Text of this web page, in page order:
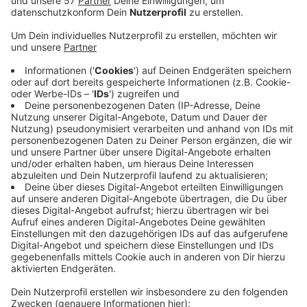
Die Zusammenarbeit muss überprüft werden, weil
die Partnerschaft auf russischer Seite eng von
der Duma begleitet wird.
Das Partnerschaftskomittee Aachen-Kostroma
ist bestrebt, auf der persönlichen Ebene die
Kontakte in die bisherige Partnerstadt,
insbesondere zu den zivilen Akteuren,
aufrechtzuerhalten.
Die offizielle Partnerschaft wurde 2005 besiegelt,
nachdem die Bürgermeister von Aachen und
Kostroma schon 2001 einen Vertrag über
freundschaftliche Beziehungen unterschrieben
hatten. In Folge dieses Vertrags wurde „Der Verein
Aachen-Kostroma e. V.– Verein zur Förderung der
Partnerstadt und Freundschaft“ gegründet.